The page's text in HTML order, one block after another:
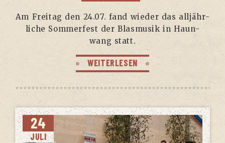
Am Frei­tag den 24.07. fand wie­der das all­jähr­
li­che Som­mer­fest der Blas­mu­sik in Haun­
wang statt.
WEITERLESEN
24
JULI